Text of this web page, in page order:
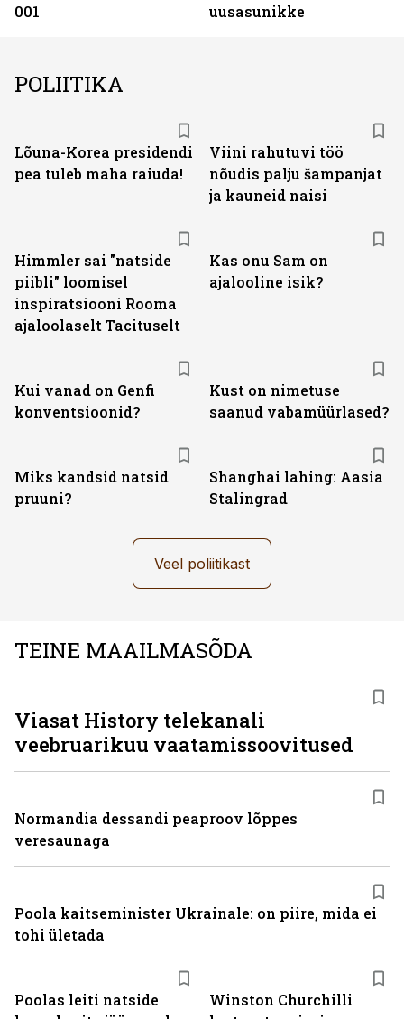
001
uusasunikke
POLIITIKA
Lõuna-Korea presidendi
pea tuleb maha raiuda!
Viini rahutuvi töö
nõudis palju šampanjat
ja kauneid naisi
Himmler sai "natside
piibli" loomisel
inspiratsiooni Rooma
ajaloolaselt Tacituselt
Kas onu Sam on
ajalooline isik?
Kui vanad on Genfi
konventsioonid?
Kust on nimetuse
saanud vabamüürlased?
Miks kandsid natsid
pruuni?
Shanghai lahing: Aasia
Stalingrad
Veel poliitikast
TEINE MAAILMASÕDA
Poolas leiti natside
Winston Churchilli
Viasat History telekanali
veebruarikuu vaatamissoovitused
Normandia dessandi peaproov lõppes
veresaunaga
Poola kaitseminister Ukrainale: on piire, mida ei
tohi ületada